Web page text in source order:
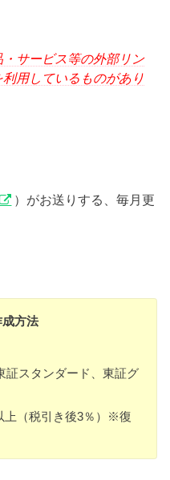
サービス等の外部リン
用しているものがあり
）がお送りする、毎月更
方法
証スタンダード、東証グ
上（税引き後3％）※復